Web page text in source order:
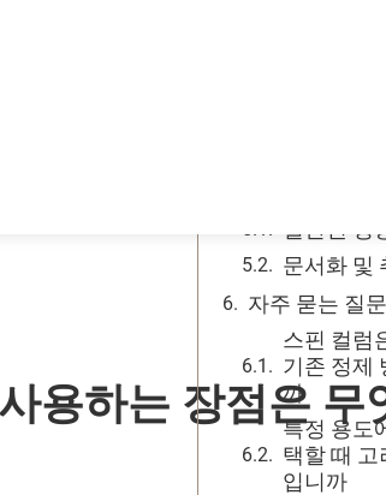
용하는 장점은 무
일관된 성
문서화 및
자주 묻는 질문
스핀 컬럼
기존 정제
까
특정 용도
택할 때 고
입니까